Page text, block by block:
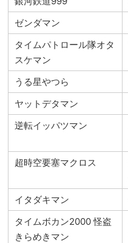
ゼンダマン
タイムパトロール隊オタ
スケマン
うる星やつら
ヤットデタマン
逆転イッパツマン
超時空要塞マクロス
イタダキマン
タイムボカン2000 怪盗
きらめきマン